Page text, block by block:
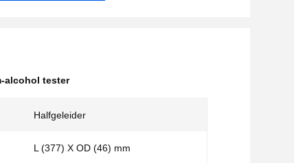
alcohol tester
Halfgeleider
L (377) X OD (46) mm